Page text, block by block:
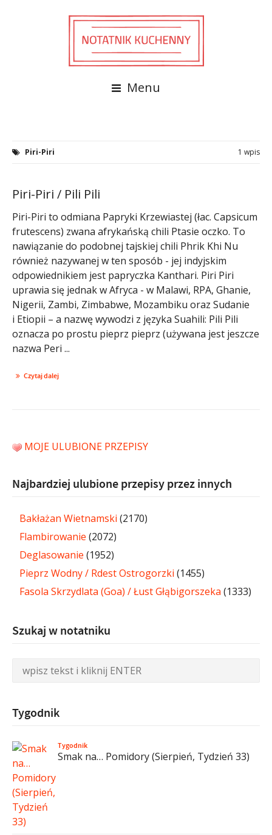
Menu
Piri-Piri 1 wpis
Piri-Piri / Pili Pili
Piri-Piri to odmiana Papryki Krzewiastej (łac. Capsicum
frutescens) zwana afrykańską chili Ptasie oczko. To
nawiązanie do podobnej tajskiej chili Phrik Khi Nu
również nazywanej w ten sposób - jej indyjskim
odpowiednikiem jest papryczka Kanthari. Piri Piri
uprawia się jednak w Afryca - w Malawi, RPA, Ghanie,
Nigerii, Zambi, Zimbabwe, Mozambiku oraz Sudanie
i Etiopii – a nazwę wywodzi z języka Suahili: Pili Pili
oznacza po prostu pieprz pieprz (używana jest jeszcze
nazwa Peri ...
Czytaj dalej
MOJE ULUBIONE PRZEPISY
Najbardziej ulubione przepisy przez innych
Bakłażan Wietnamski (2170)
Flambirowanie (2072)
Deglasowanie (1952)
Pieprz Wodny / Rdest Ostrogorzki (1455)
Fasola Skrzydlata (Goa) / Łust Głąbigorszeka (1333)
Szukaj w notatniku
Tygodnik
Tygodnik
Smak na… Pomidory (Sierpień, Tydzień 33)